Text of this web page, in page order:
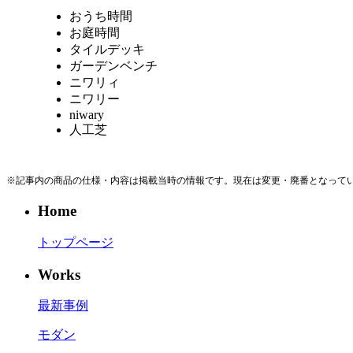
おうち時間
お庭時間
タイルデッキ
ガーデンベンチ
ニワリィ
ニワリー
niwary
人工芝
※記事内の商品の仕様・内容は掲載当時の情報です。現在は変更・廃番となって
Home
トップページ
Works
最新事例
モダン